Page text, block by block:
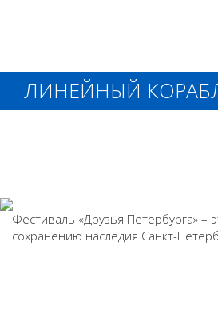
ЛИНЕЙНЫЙ
Фестиваль «Друзья Петербурга»
сохранению наследия Санкт-